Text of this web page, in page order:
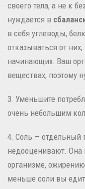
своего тела, а не к
нуждается в
в себя углеводы,
отказываться от
начинающих. Ваш
веществах, поэтому
3. Уменьшите
очень небольшим
4. Соль — отдельный
недооценивают.
организме,
меньше соли вы